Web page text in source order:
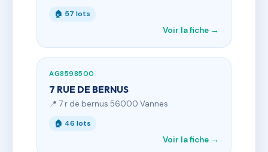
🏠 57 lots
Voir la fiche →
AG8598500
7 RUE DE BERNUS
📍 7 r de bernus 56000 Vannes
🏠 46 lots
Voir la fiche →